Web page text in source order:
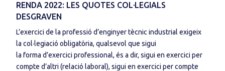
RENDA 2022: LES QUOTES COL·LEGIALS
DESGRAVEN
L’exercici de la professió d’enginyer tècnic industrial exigeix
la col·legiació obligatòria, qualsevol que sigui
la forma d’exercici professional, és a dir, sigui en exercici per
compte d’altri (relació laboral), sigui en exercici per compte